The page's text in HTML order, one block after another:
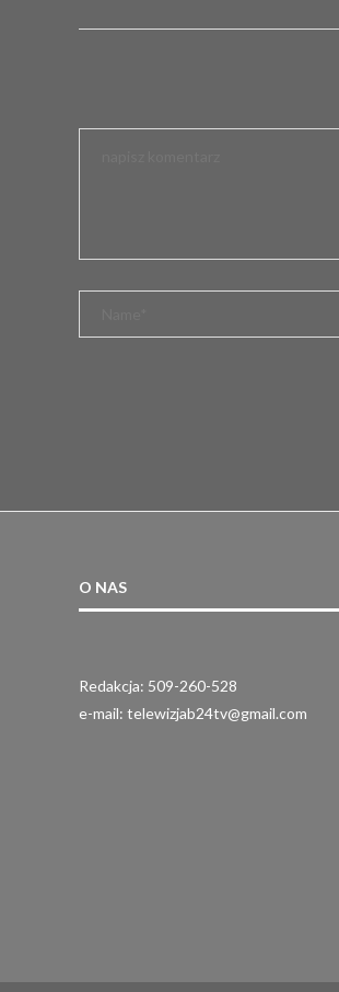
O NAS
Redakcja: 509-260-528
e-mail: telewizjab24tv@gmail.com